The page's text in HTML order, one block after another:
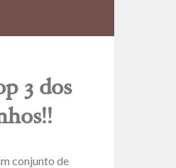
3 dos
conjunto de